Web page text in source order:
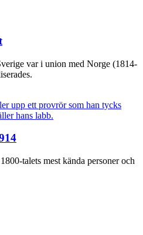
var i union med Norge (1814-
talets mest kända personer och